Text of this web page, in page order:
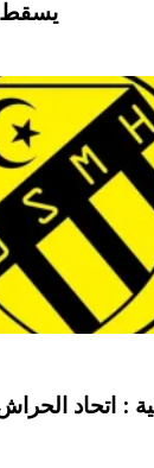
: اتحاد